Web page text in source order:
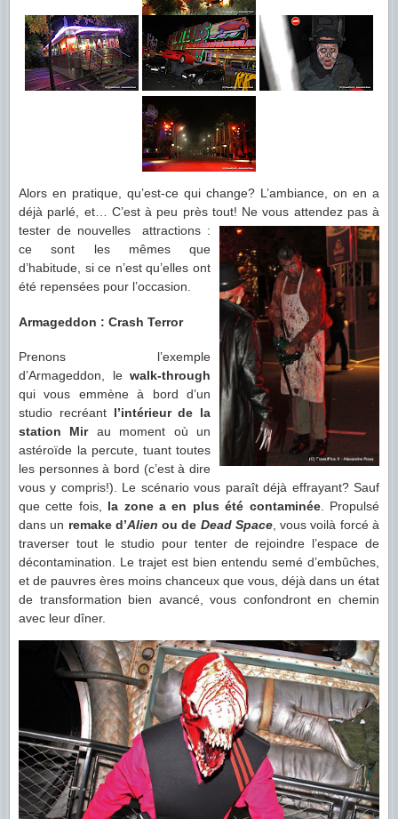
Alors en pratique, qu’est-ce qui change? L’ambiance, on en a
déjà parlé, et… C’est à peu près tout! Ne vous attendez pas à
tester de nouvelles attractions :
ce sont les mêmes que
d’habitude, si ce n’est qu’elles ont
été repensées pour l’occasion.
Armageddon : Crash Terror
Prenons l’exemple
d’Armageddon, le walk-through
qui vous emmène à bord d’un
studio recréant l’intérieur de la
station Mirau moment où un
astéroïde la percute, tuant toutes
les personnes à bord (c’est à dire
vous y compris!). Le scénario vous paraît déjà effrayant? Sauf
que cette fois, la zone a en plus été contaminée. Propulsé
dans un remake d’Alien ou de Dead Space, vous voilà forcé à
traverser tout le studio pour tenter de rejoindre l’espace de
décontamination. Le trajet est bien entendu semé d’embûches,
et de pauvres ères moins chanceux que vous, déjà dans un état
de transformation bien avancé, vous confondront en chemin
avec leur dîner.